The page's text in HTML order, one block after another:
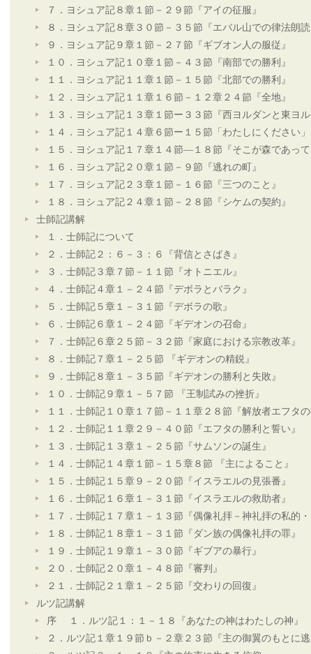
７．ヨシュア記８章１節－２９節『アイの征服』
８．ヨシュア記８章３０節－３５節『エバル山での律法朗読
９．ヨシュア記９章１節－２７節『ギブオン人の服従』
１０．ヨシュア記１０章１節－４３節『南部での勝利』
１１．ヨシュア記１１章１節－１５節『北部での勝利』
１２．ヨシュア記１１章１６節－１２章２４節『全地』
１３．ヨシュア記１３章１節ー３３節『西ヨルダンと東ヨル
１４．ヨシュア記１４章６節ー１５節「わたしにください」
１５．ヨシュア記１７章１４節―１８節『そこが森であって
１６．ヨシュア記２０章１節－９節『逃れの町』
１７．ヨシュア記２３章１節－１６節『三つのこと』
１８．ヨシュア記２４章１節－２８節『シケムの契約』
士師記講解
１．士師記について
２．士師記２：６－３：６『背信とさばき』
３．士師記３章７節－１１節『オトニエル』
４．士師記４章１－２４節『デボラとバラク』
５．士師記５章１－３１節『デボラの歌』
６．士師記６章１－２４節『ギデオンの召命』
７．士師記６章２５節－３２節『家庭における宗教改革』
８．士師記７章１－２５節 『ギデオンの精鋭』
９．士師記８章１－３５節『ギデオンの勝利と失敗』
１０．士師記９章１－５７節 『王制試みの挫折』
１１．士師記１０章１７節－１１章２８節『解放者エフタの
１２．士師記１１章２９－４０節『エフタの勝利と誓い』
１３．士師記１３章１－２５節『サムソンの誕生』
１４．士師記１４章１節－１５章８節 『主によること』
１５．士師記１５章９－２０節『イスラエルの見張番』
１６．士師記１６章１－３１節『イスラエルの救助者』
１７．士師記１７章１－１３節『偶像礼拝－神礼拝の私的・
１８．士師記１８章１－３１節『ダン族の偶像礼拝の罪』
１９．士師記１９章１－３０節『ギブアの暴行』
２０．士師記２０章１－４８節『審判』
２１．士師記２１章１－２５節『交わりの回復』
ルツ記講解
序 １．ルツ記１：１－１８『あなたの神はわたしの神』
２．ルツ記１章１９節ｂ－２章２３節『主の御翼のもとに逃